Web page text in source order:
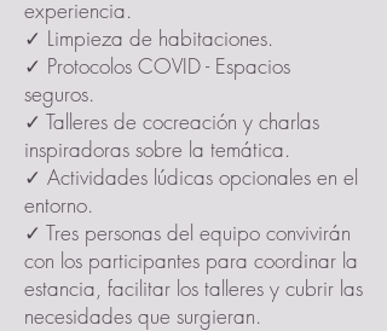
experiencia.
✓ Limpieza de habitaciones.
✓ Protocolos COVID - Espacios
seguros.
✓ Talleres de cocreación y charlas
inspiradoras sobre la temática.
✓ Actividades lúdicas opcionales en el
entorno.
✓ Tres personas del equipo convivirán
con los participantes para coordinar la
estancia, facilitar los talleres y cubrir las
necesidades que surgieran.